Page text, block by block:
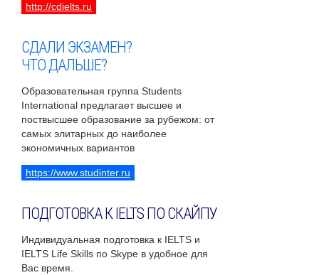
http://cdielts.ru
СДАЛИ ЭКЗАМЕН?
ЧТО ДАЛЬШЕ?
Образовательная группа Students
International предлагает высшее и
поствысшее образование за рубежом: от
самых элитарных до наиболее
экономичных вариантов
https://www.studinter.ru
ПОДГОТОВКА К IELTS ПО СКАЙПУ
Индивидуальная подготовка к IELTS и
IELTS Life Skills по Skype в удобное для
Вас время.